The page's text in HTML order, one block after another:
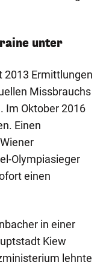
unter
2013 Ermittlungen
Missbrauchs
Im Oktober 2016
Einen
Olympiasieger
einen
in einer
Kiew
lehnte